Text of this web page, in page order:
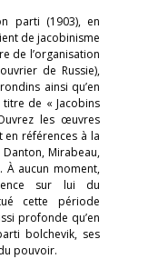
parti (1903), en
de jacobinisme
de l’organisation
de Russie),
ainsi qu’en
de « Jacobins
les œuvres
en références à la
Mirabeau,
À aucun moment,
sur lui du
cette période
profonde qu’en
bolchevik, ses
pouvoir.